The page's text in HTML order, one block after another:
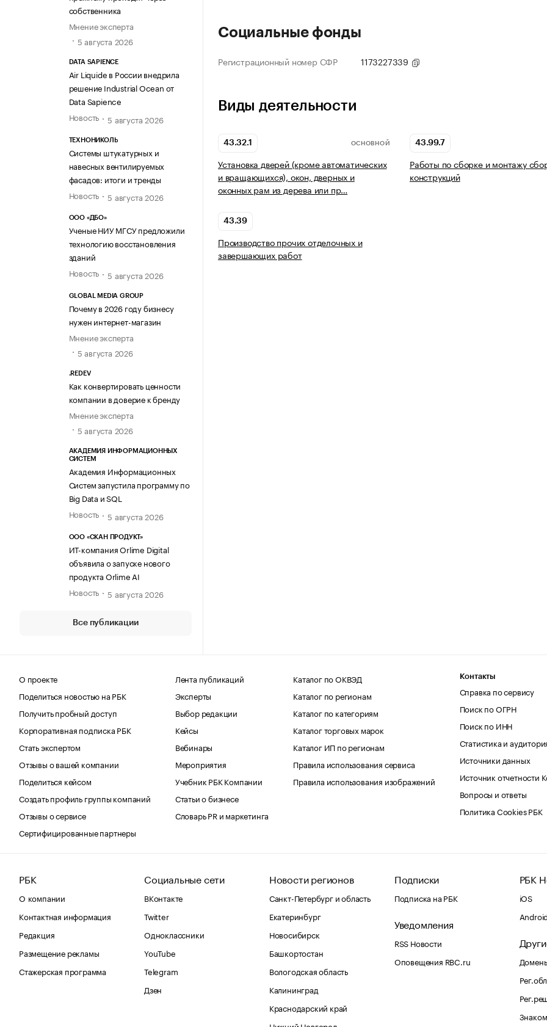
собственника
Мнение эксперта
5 августа 2026
DATA SAPIENCE
Air Liquide в России внедрила
решение Industrial Ocean от
Data Sapience
Новость
5 августа 2026
ТЕХНОНИКОЛЬ
Системы штукатурных и
навесных вентилируемых
фасадов: итоги и тренды
Новость
5 августа 2026
ООО «ДБО»
Ученые НИУ МГСУ предложили
технологию восстановления
зданий
Новость
5 августа 2026
GLOBAL MEDIA GROUP
Почему в 2026 году бизнесу
нужен интернет-магазин
Мнение эксперта
5 августа 2026
.REDEV
Как конвертировать ценности
компании в доверие к бренду
Мнение эксперта
5 августа 2026
АКАДЕМИЯ ИНФОРМАЦИОННЫХ
СИСТЕМ
Академия Информационных
Систем запустила программу по
Big Data и SQL
Новость
5 августа 2026
ООО «СКАН ПРОДУКТ»
ИТ-компания Orlime Digital
объявила о запуске нового
продукта Orlime AI
Новость
5 августа 2026
Все публикации
Социальные фонды
Регистрационный номер СФР 1173227339
Виды деятельности
43.32.1 ОСНОВНОЙ
Установка дверей (кроме автоматических
и вращающихся), окон, дверных и
оконных рам из дерева или пр…
43.99.7
Работы по сборке и монтажу
конструкций
43.39
Производство прочих отделочных и
завершающих работ
О проекте
Поделиться новостью на РБК
Получить пробный доступ
Корпоративная подписка РБК
Стать экспертом
Отзывы о вашей компании
Поделиться кейсом
Создать профиль группы компаний
Отзывы о сервисе
Сертифицированные партнеры
Лента публикаций
Эксперты
Выбор редакции
Кейсы
Вебинары
Мероприятия
Учебник РБК Компании
Статьи о бизнесе
Словарь PR и маркетинга
Каталог по ОКВЭД
Каталог по регионам
Каталог по категориям
Каталог торговых марок
Каталог ИП по регионам
Правила использования сервиса
Правила использования изображений
Контакты
Справка по сервису
Поиск по ОГРН
Поиск по ИНН
Статистика и
Источники данных
Источник отчетности
Вопросы и ответы
Политика Cookies РБК
РБК
О компании
Контактная информация
Редакция
Размещение рекламы
Стажерская программа
Социальные сети
ВКонтакте
Twitter
Одноклассники
YouTube
Telegram
Дзен
Новости регионов
Санкт-Петербург и область
Екатеринбург
Новосибирск
Башкортостан
Вологодская область
Калининград
Краснодарский край
Подписки
Подписка на РБК
Уведомления
RSS Новости
Оповещения RBC.ru
РБК
iOS